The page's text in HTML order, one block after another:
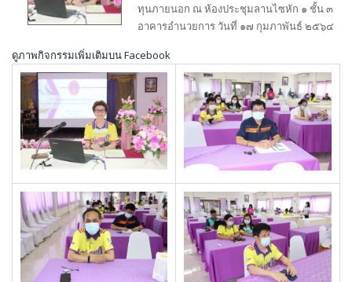
ทุนภายนอก ณ ห้องประชุมลานไซหัก ๑ ชั้น ๓
อาคารอำนวยการ วันที่ ๑๗ กุมภาพันธ์ ๒๕๖๔
ดูภาพกิจกรรมเพิ่มเติมบน Facebook